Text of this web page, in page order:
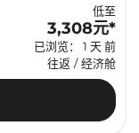
低至
3,308元*
已浏览： 1 天 前
往返 / 经济舱